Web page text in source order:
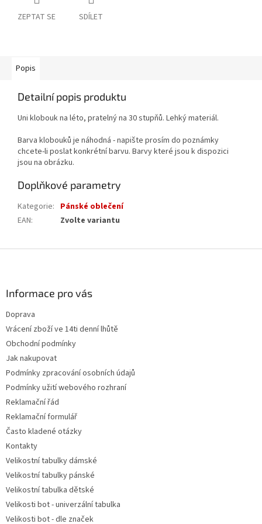
ZEPTAT SE SDÍLET
Popis
Detailní popis produktu
Uni klobouk na léto, pratelný na 30 stupňů. Lehký materiál.
Barva klobouků je náhodná - napište prosím do poznámky
chcete-li poslat konkrétní barvu. Barvy které jsou k dispozici
jsou na obrázku.
Doplňkové parametry
Kategorie: Pánské oblečení
EAN: Zvolte variantu
Informace pro vás
Doprava
Vrácení zboží ve 14ti denní lhůtě
Obchodní podmínky
Jak nakupovat
Podmínky zpracování osobních údajů
Podmínky užití webového rozhraní
Reklamační řád
Reklamační formulář
Často kladené otázky
Kontakty
Velikostní tabulky dámské
Velikostní tabulky pánské
Velikostní tabulka dětské
Velikosti bot - univerzální tabulka
Velikosti bot - dle značek